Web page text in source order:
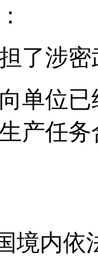
了涉
单位
产任
境内